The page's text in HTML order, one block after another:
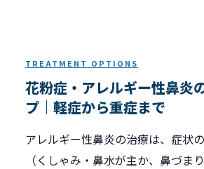
TREATMENT OPTIONS
花粉症・アレルギー性鼻炎
プ｜軽症から重症まで
アレルギー性鼻炎の治療は、症状
（くしゃみ・鼻水が主か、鼻づま